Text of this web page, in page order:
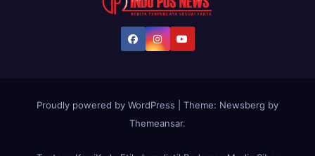
Proudly powered by WordPress Theme: Newsberg by
Themeansar.